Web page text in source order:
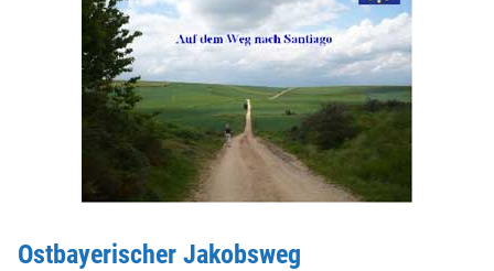
Ostbayerischer Jakobsweg